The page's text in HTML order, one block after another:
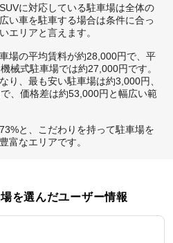
に対応している駐車場は全体の
い車を駐車する場合は条件に合っ
エリアと言えます。
場の平均賃料が約28,000円で、平
械式駐車場では約27,000円です。
り、最も安い駐車場は約3,000円、
、価格差は約53,000円と幅広い範
と、こだわりを持って駐車場を
富なエリアです。
を選んだユーザー情報